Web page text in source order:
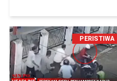
PERISTIWA